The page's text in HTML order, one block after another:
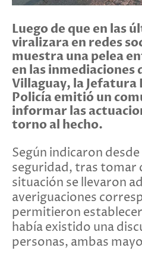
Luego de que en las
viralizara en redes
muestra una pelea
en las inmediaciones
Villaguay, la
Policía emitió un
informar las
torno al hecho.
Según indicaron
seguridad, tras tomar
situación se llevaron
averiguaciones
permitieron
había existido una
personas, ambas